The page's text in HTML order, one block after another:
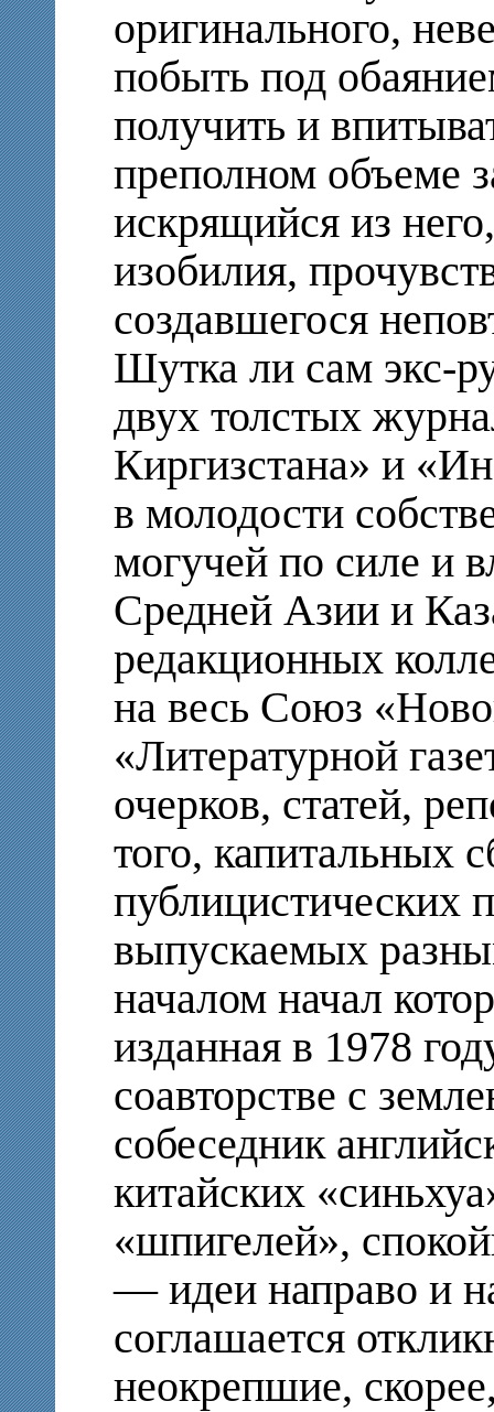
оригинального,
побыть под
получить и
преполном объеме
искрящийся из
изобилия,
создавшегося
Шутка ли сам экс-
двух толстых
Киргизстана» и
в молодости
могучей по силе и
Средней Азии и
редакционных
на весь Союз
«Литературной
очерков, статей,
того, капитальных
публицистических
выпускаемых
началом начал
изданная в 1978
соавторстве с
собеседник
китайских
«шпигелей»,
— идеи направо и
соглашается
неокрепшие,